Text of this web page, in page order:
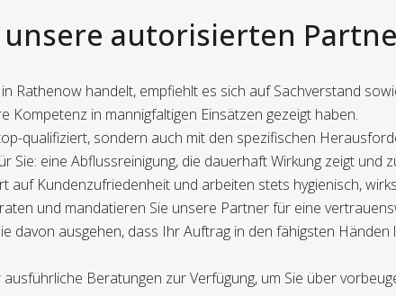
unsere autorisierten
Rathenow handelt, empfiehlt es sich auf Sachverstand
Kompetenz in mannigfaltigen Einsätzen gezeigt haben.
qualifiziert, sondern auch mit den spezifischen
Sie: eine Abflussreinigung, die dauerhaft Wirkung zeigt und
auf Kundenzufriedenheit und arbeiten stets hygienisch,
und mandatieren Sie unsere Partner für eine
davon ausgehen, dass Ihr Auftrag in den fähigsten
Beratungen zur Verfügung, um Sie über